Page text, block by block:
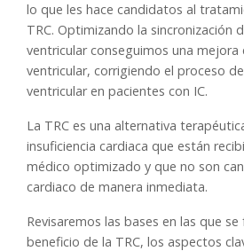
lo que les hace candidatos al
TRC. Optimizando la sincronización
ventricular conseguimos una mejora
ventricular, corrigiendo el proceso
ventricular en pacientes con IC.
La TRC es una alternativa
insuficiencia cardiaca que están
médico optimizado y que no son
cardiaco de manera inmediata.
Revisaremos las bases en las que
beneficio de la TRC, los aspectos